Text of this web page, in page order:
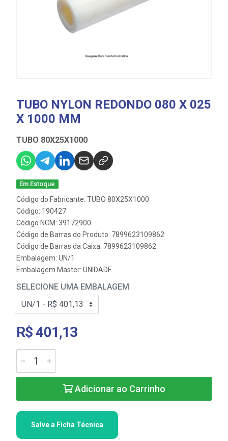
TUBO NYLON REDONDO 080 X 025
X 1000 MM
TUBO 80X25X1000
Em Estoque
Código do Fabricante: TUBO 80X25X1000
Código: 190427
Código NCM: 39172900
Código de Barras do Produto: 7899623109862
Código de Barras da Caixa: 7899623109862
Embalagem: UN/1
Embalagem Master: UNIDADE
SELECIONE UMA EMBALAGEM
R$ 401,13
Adicionar ao Carrinho
Salve a Ficha Técnica